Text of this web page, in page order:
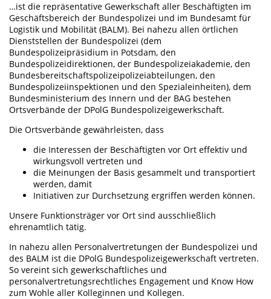
…ist die repräsentative Gewerkschaft aller Beschäftigten im
Geschäftsbereich der Bundespolizei und im Bundesamt für
Logistik und Mobilität (BALM). Bei nahezu allen örtlichen
Dienststellen der Bundespolizei (dem
Bundespolizeipräsidium in Potsdam, den
Bundespolizeidirektionen, der Bundespolizeiakademie, den
Bundesbereitschaftspolizeipolizeiabteilungen, den
Bundespolizeiinspektionen und den Spezialeinheiten), dem
Bundesministerium des Innern und der BAG bestehen
Ortsverbände der DPolG Bundespolizeigewerkschaft.
Die Ortsverbände gewährleisten, dass
die Interessen der Beschäftigten vor Ort effektiv und
wirkungsvoll vertreten und
die Meinungen der Basis gesammelt und transportiert
werden, damit
Initiativen zur Durchsetzung ergriffen werden können.
Unsere Funktionsträger vor Ort sind ausschließlich
ehrenamtlich tätig.
In nahezu allen Personalvertretungen der Bundespolizei und
des BALM ist die DPolG Bundespolizeigewerkschaft vertreten.
So vereint sich gewerkschaftliches und
personalvertretungsrechtliches Engagement und Know How
zum Wohle aller Kolleginnen und Kollegen.